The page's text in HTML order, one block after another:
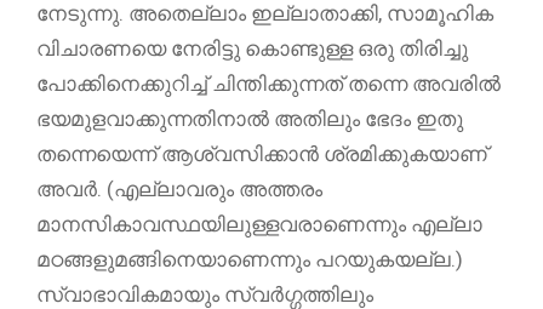
നേടുന്നു. അതെല്ലാം ഇല്ലാതാക്കി, സാമൂഹിക
വിചാരണയെ നേരിട്ടു കൊണ്ടുള്ള ഒരു തിരിച്ചു
പോക്കിനെക്കുറിച്ച് ചിന്തിക്കുന്നത് തന്നെ അവരിൽ
ഭയമുളവാക്കുന്നതിനാൽ അതിലും ഭേദം ഇതു
തന്നെയെന്ന് ആശ്വസിക്കാൻ ശ്രമിക്കുകയാണ്
അവർ. (എല്ലാവരും അത്തരം
മാനസികാവസ്ഥയിലുള്ളവരാണെന്നും എല്ലാ
മഠങ്ങളുമങ്ങിനെയാണെന്നും പറയുകയല്ല.)
സ്വാഭാവികമായും സ്വർഗ്ഗത്തിലും